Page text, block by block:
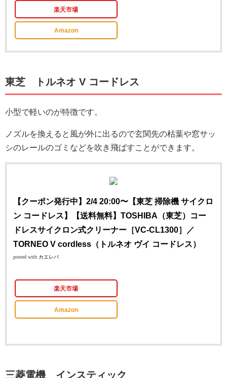
楽天市場
Amazon
東芝 トルネオ V コードレス
小型で軽いのが特徴です。
ノズルを換えると風が外に出るので玄関先の枯葉や窓サッ
シのレールのゴミなどを吹き飛ばすことができます。
【クーポン発行中】2/4 20:00〜【東芝 掃除機 サイクロ
ン コードレス】【送料無料】TOSHIBA（東芝）コー
ドレスサイクロン式クリーナー［VC-CL1300］／
TORNEO V cordless（トルネオ ヴイ コードレス）
posted with カエレバ
楽天市場
Amazon
三菱電機 インスティック